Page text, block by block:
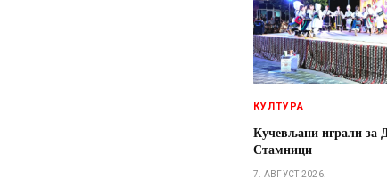
КУЛТУРА
Кучевљани играли за
Стамници
7. АВГУСТ 2026.